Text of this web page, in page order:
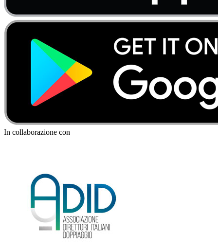
In collaborazione con